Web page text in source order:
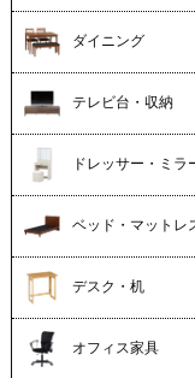
ダイニング
テレビ台・収納
ドレッサー・ミラ
ベッド・マットレ
デスク・机
オフィス家具